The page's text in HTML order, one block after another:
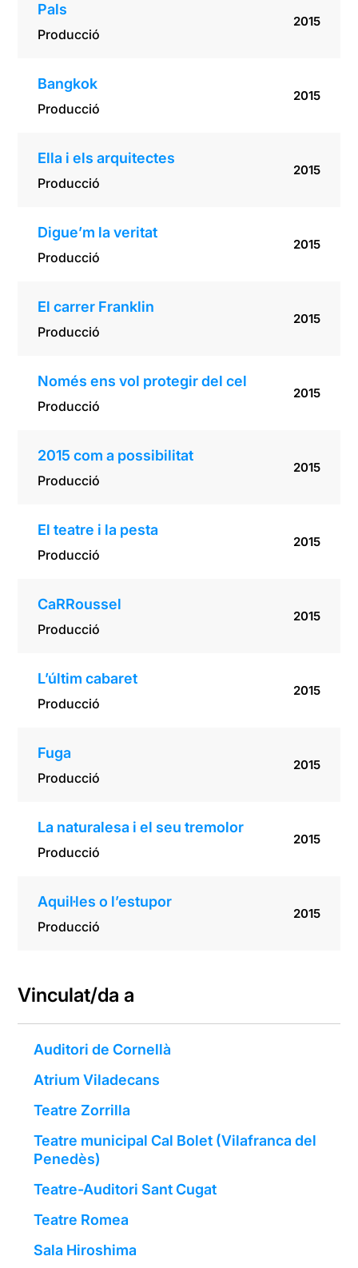
Pals
Producció
2015
Bangkok
Producció
2015
Ella i els arquitectes
Producció
2015
Digue’m la veritat
Producció
2015
El carrer Franklin
Producció
2015
Només ens vol protegir del cel
Producció
2015
2015 com a possibilitat
Producció
2015
El teatre i la pesta
Producció
2015
CaRRoussel
Producció
2015
L’últim cabaret
Producció
2015
Fuga
Producció
2015
La naturalesa i el seu tremolor
Producció
2015
Aquil·les o l’estupor
Producció
2015
Vinculat/da a
Auditori de Cornellà
Atrium Viladecans
Teatre Zorrilla
Teatre municipal Cal Bolet (Vilafranca del
Penedès)
Teatre-Auditori Sant Cugat
Teatre Romea
Sala Hiroshima